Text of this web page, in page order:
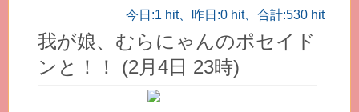
今日:1 hit、昨日:0 hit、合計:530 hit
我が娘、むらにゃんのポセイド
ンと！！ (2月4日 23時)